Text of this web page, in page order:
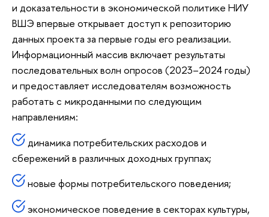
и доказательности в экономической политике НИУ
ВШЭ впервые открывает доступ к репозиторию
данных проекта за первые годы его реализации.
Информационный массив включает результаты
последовательных волн опросов (2023–2024 годы)
и предоставляет исследователям возможность
работать с микроданными по следующим
направлениям:
динамика потребительских расходов и
сбережений в различных доходных группах;
новые формы потребительского поведения;
экономическое поведение в секторах культуры,